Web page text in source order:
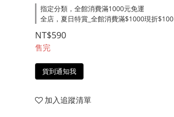
指定分類，全館消費滿1000元免運
全店，夏日特賞_全館消費滿$1000現折$100
NT$590
售完
貨到通知我
加入追蹤清單